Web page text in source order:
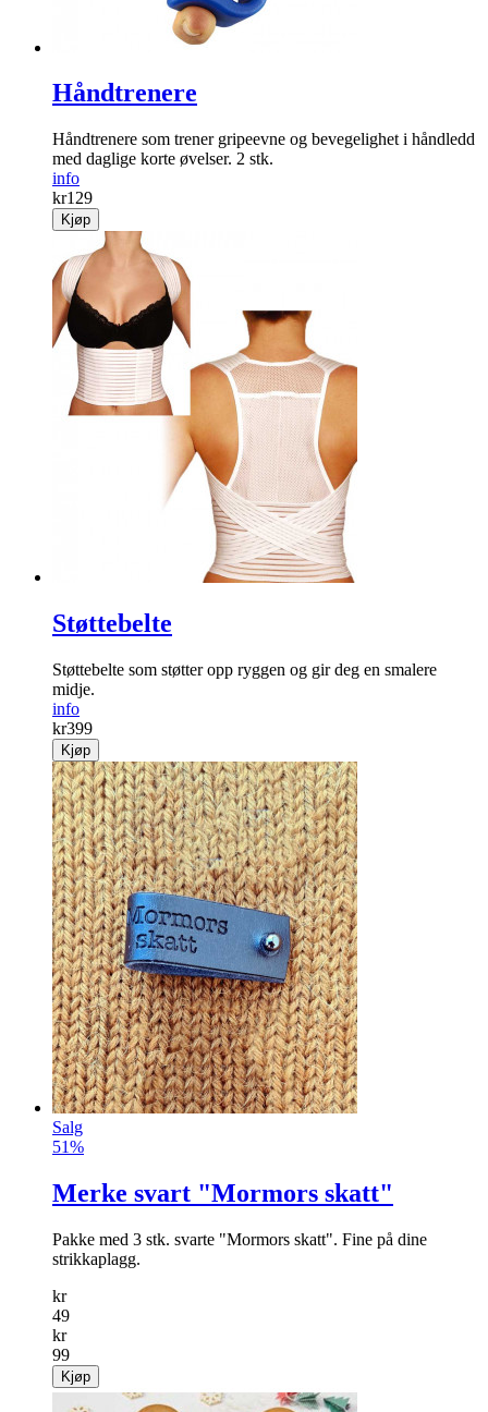
Håndtrenere
Håndtrenere som trener gripeevne og bevegelighet i håndledd
med daglige korte øvelser. 2 stk.
info
kr129
Kjøp
Støttebelte
Støttebelte som støtter opp ryggen og gir deg en smalere
midje.
info
kr399
Kjøp
Salg
51%
Merke svart "Mormors skatt"
Pakke med 3 stk. svarte "Mormors skatt". Fine på dine
strikkaplagg.
kr
49
kr
99
Kjøp